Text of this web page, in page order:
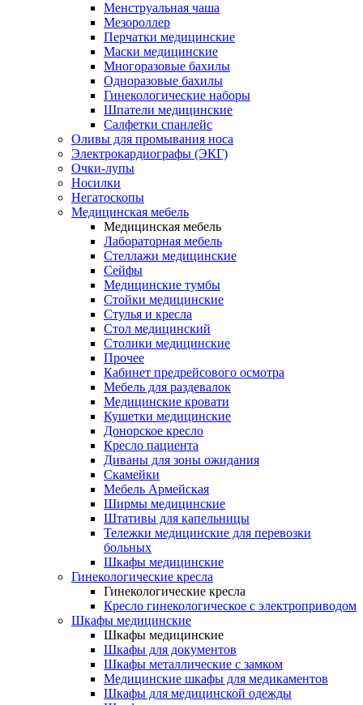
Менструальная чаша
Мезороллер
Перчатки медицинские
Маски медицинские
Многоразовые бахилы
Одноразовые бахилы
Гинекологические наборы
Шпатели медицинские
Салфетки спанлейс
Оливы для промывания носа
Электрокардиографы (ЭКГ)
Очки-лупы
Носилки
Негатоскопы
Медицинская мебель
Медицинская мебель
Лабораторная мебель
Стеллажи медицинские
Сейфы
Медицинские тумбы
Стойки медицинские
Cтулья и кресла
Стол медицинский
Столики медицинские
Прочее
Кабинет предрейсового осмотра
Мебель для раздевалок
Медицинские кровати
Кушетки медицинские
Донорское кресло
Кресло пациента
Диваны для зоны ожидания
Скамейки
Мебель Армейская
Ширмы медицинские
Штативы для капельницы
Тележки медицинские для перевозки
больных
Шкафы медицинские
Гинекологические кресла
Гинекологические кресла
Кресло гинекологическое с электроприводом
Шкафы медицинские
Шкафы медицинские
Шкафы для документов
Шкафы металлические с замком
Медицинские шкафы для медикаментов
Шкафы для медицинской одежды